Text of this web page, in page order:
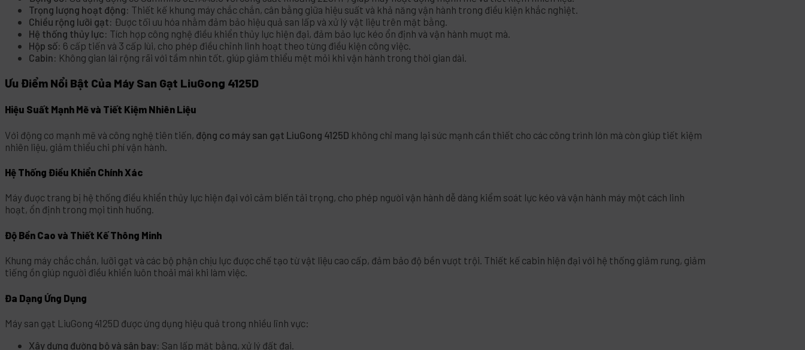
Trọng lượng hoạt động: Thiết kế khung máy chắc chắn, cân bằng giữa hiệu suất và khả năng vận hành trong điều kiện khắc nghiệt.
Chiều rộng lưỡi gạt: Được tối ưu hóa nhằm đảm bảo hiệu quả san lấp và xử lý vật liệu trên mặt bằng.
Hệ thống thủy lực: Tích hợp công nghệ điều khiển thủy lực hiện đại, đảm bảo lực kéo ổn định và vận hành mượt mà.
Hộp số: 6 cấp tiến và 3 cấp lùi, cho phép điều chỉnh linh hoạt theo từng điều kiện công việc.
Cabin: Không gian lái rộng rãi với tầm nhìn tốt, giúp giảm thiểu mệt mỏi khi vận hành trong thời gian dài.
Ưu Điểm Nổi Bật Của Máy San Gạt LiuGong 4125D
Hiệu Suất Mạnh Mẽ và Tiết Kiệm Nhiên Liệu
Với động cơ mạnh mẽ và công nghệ tiên tiến, động cơ máy san gạt LiuGong 4125D không chỉ mang lại sức mạnh cần thiết cho các công trình lớn mà còn giúp tiết kiệm
nhiên liệu, giảm thiểu chi phí vận hành.
Hệ Thống Điều Khiển Chính Xác
Máy được trang bị hệ thống điều khiển thủy lực hiện đại với cảm biến tải trọng, cho phép người vận hành dễ dàng kiểm soát lực kéo và vận hành máy một cách linh
hoạt, ổn định trong mọi tình huống.
Độ Bền Cao và Thiết Kế Thông Minh
Khung máy chắc chắn, lưỡi gạt và các bộ phận chịu lực được chế tạo từ vật liệu cao cấp, đảm bảo độ bền vượt trội. Thiết kế cabin hiện đại với hệ thống giảm rung, giảm
tiếng ồn giúp người điều khiển luôn thoải mái khi làm việc.
Đa Dạng Ứng Dụng
Máy san gạt LiuGong 4125D được ứng dụng hiệu quả trong nhiều lĩnh vực:
Xây dựng đường bộ và sân bay: San lấp mặt bằng, xử lý đất đai.